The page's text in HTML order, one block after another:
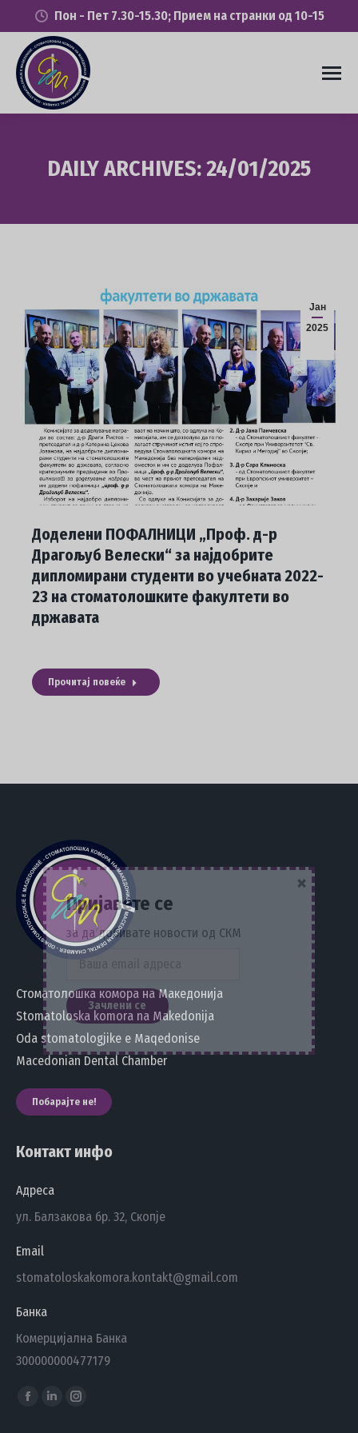
Пон - Пет 7.30-15.30; Прием на странки од 10-15
DAILY ARCHIVES:24/01/2025
Јан
2025
Доделени ПОФАЛНИЦИ „Проф. д-р
Драгољуб Велески“ за најдобрите
дипломирани студенти во учебната 2022-
23 на стоматолошките факултети во
државата
Прочитај повеќе
Стоматолошка комора на Македонија
Stomatoloska komora na Makedonija
Oda stomatologjike e Maqedonise
Macedonian Dental Chamber
Побарајте не!
Контакт инфо
Адреса
ул. Балзакова бр. 32, Скопје
Email
stomatoloskakomora.kontakt@gmail.com
Банка
Комерцијална Банка
300000000477179
Find us on:
Facebook
LinkedinInstagram
Пријавете се
за да добивате новости од СКМ
×